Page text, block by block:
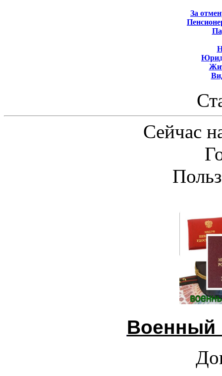
За
Сейчас
Военный